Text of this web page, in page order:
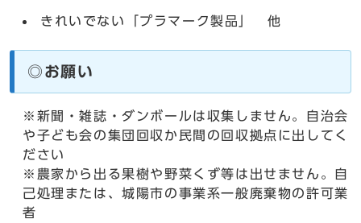
きれいでない「プラマーク製品」 他
◎お願い
※新聞・雑誌・ダンボールは収集しません。自治会
や子ども会の集団回収か民間の回収拠点に出してく
ださい
※農家から出る果樹や野菜くず等は出せません。自
己処理または、城陽市の事業系一般廃棄物の許可業
者